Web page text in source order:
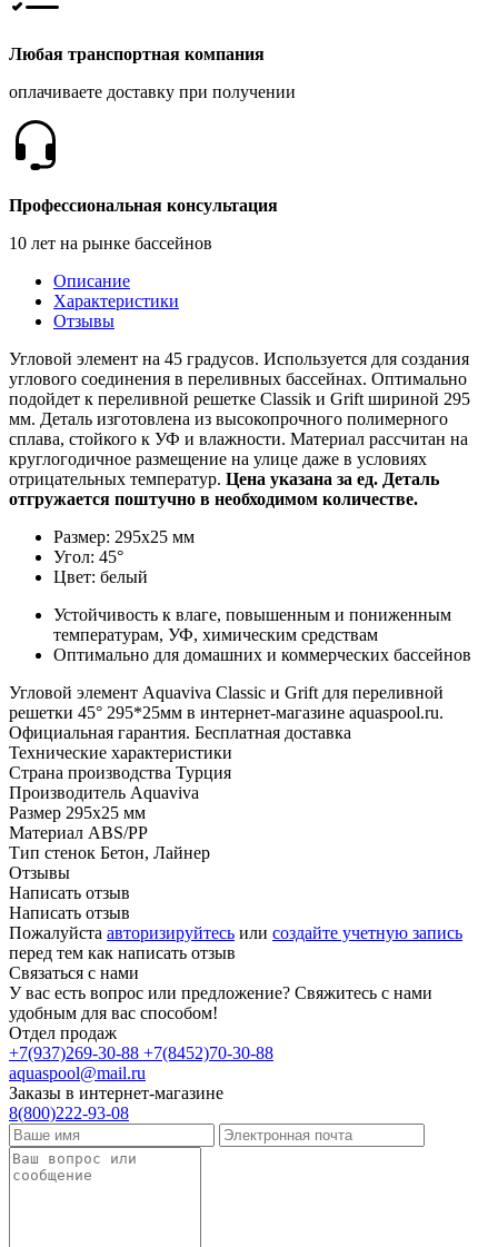
Любая транспортная компания
оплачиваете доставку при получении
Профессиональная консультация
10 лет на рынке бассейнов
Описание
Характеристики
Отзывы
Угловой элемент на 45 градусов. Используется для создания
углового соединения в переливных бассейнах. Оптимально
подойдет к переливной решетке Classik и Grift шириной 295
мм. Деталь изготовлена из высокопрочного полимерного
сплава, стойкого к УФ и влажности. Материал рассчитан на
круглогодичное размещение на улице даже в условиях
отрицательных температур. Цена указана за ед. Деталь
отгружается поштучно в необходимом количестве.
Размер: 295х25 мм
Угол: 45°
Цвет: белый
Устойчивость к влаге, повышенным и пониженным
температурам, УФ, химическим средствам
Оптимально для домашних и коммерческих бассейнов
Угловой элемент Aquaviva Classic и Grift для переливной
решетки 45° 295*25мм в интернет-магазине aquaspool.ru.
Официальная гарантия. Бесплатная доставка
Технические характеристики
Страна производства Турция
Производитель Aquaviva
Размер 295х25 мм
Материал ABS/PP
Тип стенок Бетон, Лайнер
Отзывы
Написать отзыв
Написать отзыв
Пожалуйста авторизируйтесь или создайте учетную запись
перед тем как написать отзыв
Связаться с нами
У вас есть вопрос или предложение? Свяжитесь с нами
удобным для вас способом!
Отдел продаж
+7(937)269-30-88 +7(8452)70-30-88
aquaspool@mail.ru
Заказы в интернет-магазине
8(800)222-93-08